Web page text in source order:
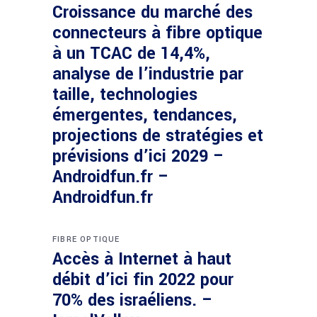
Croissance du marché des
connecteurs à fibre optique
à un TCAC de 14,4%,
analyse de l’industrie par
taille, technologies
émergentes, tendances,
projections de stratégies et
prévisions d’ici 2029 –
Androidfun.fr –
Androidfun.fr
FIBRE OPTIQUE
Accès à Internet à haut
débit d’ici fin 2022 pour
70% des israéliens. –